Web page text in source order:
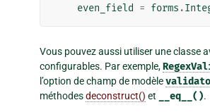
even_field
= forms .
Vous pouvez aussi utiliser une classe
configurables. Par exemple,
l’option de champ de modèle
méthodesdeconstruct() et __eq__().